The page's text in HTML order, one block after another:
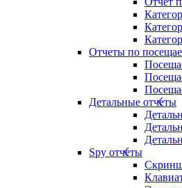
Отчеты по
Детальные отчеты
Spy отчеты